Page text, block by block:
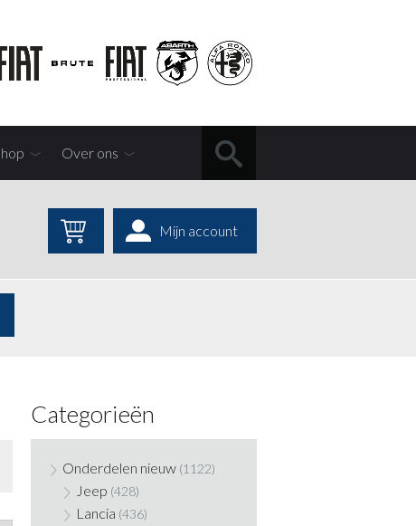
Over ons
Mijn account
Categorieën
Onderdelen nieuw (1122)
Jeep (428)
Lancia (436)